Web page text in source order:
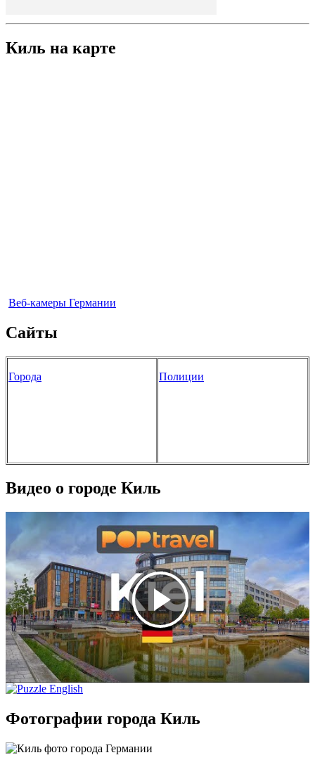
Киль на карте
Веб-камеры Германии
Сайты
Города Полиции
Видео о городе Киль
Фотографии города Киль